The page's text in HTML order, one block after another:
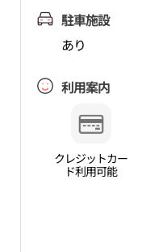
駐車施設
あり
利用案内
クレジットカー
ド利用可能